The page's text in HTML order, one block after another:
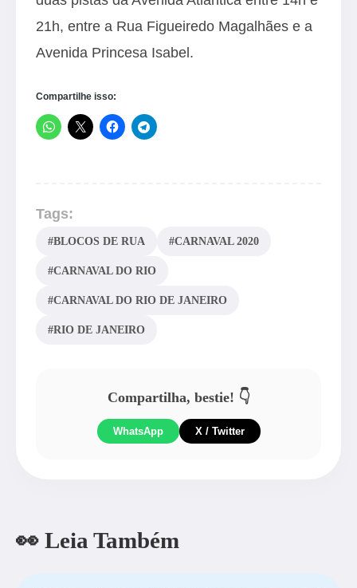
21h, entre a Rua Figueiredo Magalhães e a
Avenida Princesa Isabel.
Compartilhe isso:
Tags:
#BLOCOS DE RUA #CARNAVAL 2020
#CARNAVAL DO RIO
#CARNAVAL DO RIO DE JANEIRO
#RIO DE JANEIRO
Compartilha, bestie! 👇
WhatsApp X / Twitter
👀 Leia Também